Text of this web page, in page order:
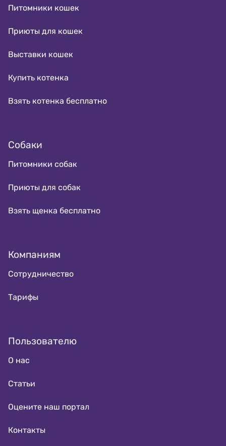
Питомники кошек
Приюты для кошек
Выставки кошек
Купить котенка
Взять котенка бесплатно
Собаки
Питомники собак
Приюты для собак
Взять щенка бесплатно
Компаниям
Сотрудничество
Тарифы
Пользователю
О нас
Статьи
Оцените наш портал
Контакты